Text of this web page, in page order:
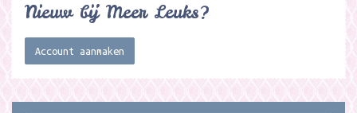
Nieuw bij Meer Leuks?
Account aanmaken